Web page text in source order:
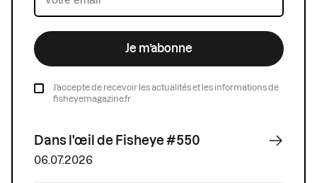
Je m’abonne
J’accepte de recevoir les actualités et les informations de
fisheyemagazine.fr
Dans l'œil de Fisheye #550
06.07.2026